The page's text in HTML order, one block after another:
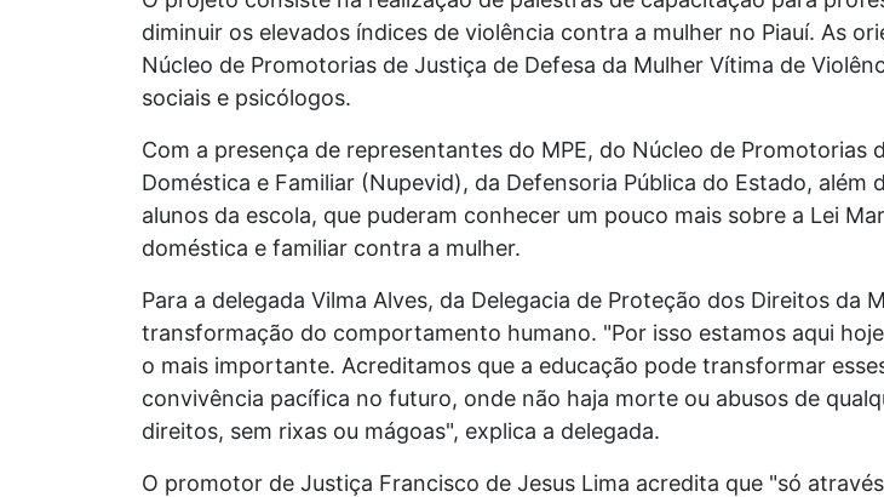
diminuir os elevados índices de violência contra a mulher no Piauí. As
Núcleo de Promotorias de Justiça de Defesa da Mulher Vítima de
sociais e psicólogos.
Com a presença de representantes do MPE, do Núcleo de Promotorias
Doméstica e Familiar (Nupevid), da Defensoria Pública do Estado, além
alunos da escola, que puderam conhecer um pouco mais sobre a Lei
doméstica e familiar contra a mulher.
Para a delegada Vilma Alves, da Delegacia de Proteção dos Direitos da
transformação do comportamento humano. "Por isso estamos aqui
o mais importante. Acreditamos que a educação pode transformar
convivência pacífica no futuro, onde não haja morte ou abusos de
direitos, sem rixas ou mágoas", explica a delegada.
O promotor de Justiça Francisco de Jesus Lima acredita que "só